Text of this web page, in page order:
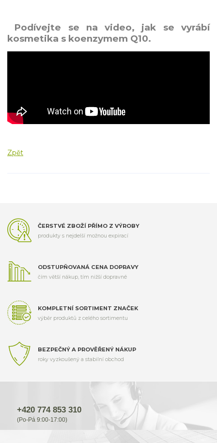
Podívejte se na video, jak se vyrábí
kosmetika s koenzymem Q10.
Zpět
ČERSTVÉ ZBOŽÍ PŘÍMO Z VÝROBY
produkty s nejdelší možnou expirací
ODSTUPŇOVANÁ CENA DOPRAVY
čím větší nákup, tím nižší dopravné
KOMPLETNÍ SORTIMENT ZNAČEK
výběr produktů z celého sortimentu
BEZPEČNÝ A PROVĚŘENÝ NÁKUP
roky vyzkoušený a stabilní obchod
+420 774 853 310
(Po-Pá 9:00-17:00)